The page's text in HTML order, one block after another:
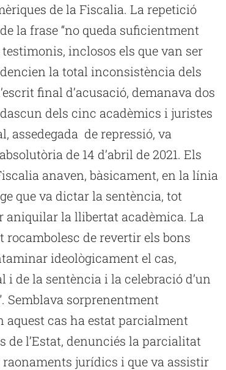
de la Fiscalia. La repetició
la frase “no queda suficientment
inclosos els que van ser
la total inconsistència dels
final d’acusació, demanava dos
dels cinc acadèmics i juristes
assedegada de repressió, va
de 14 d’abril de 2021. Els
anaven, bàsicament, en la línia
que va dictar la sentència, tot
aniquilar la llibertat acadèmica. La
de revertir els bons
ideològicament el cas,
i de la sentència i la celebració d’un
Semblava sorprenentment
aquest cas ha estat parcialment
de l’Estat, denunciés la parcialitat
raonaments jurídics i que va assistir